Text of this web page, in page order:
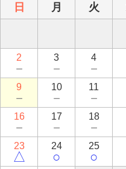
日
月 火
2
－
3
－
4
－
9
－
10
－
11
－
16
－
17
－
18
－
23
△
24
○
25
○